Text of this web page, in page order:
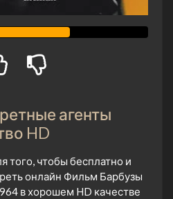
агенты
HD
того, чтобы бесплатно и
онлайн Фильм Барбузы
в хорошем HD качестве